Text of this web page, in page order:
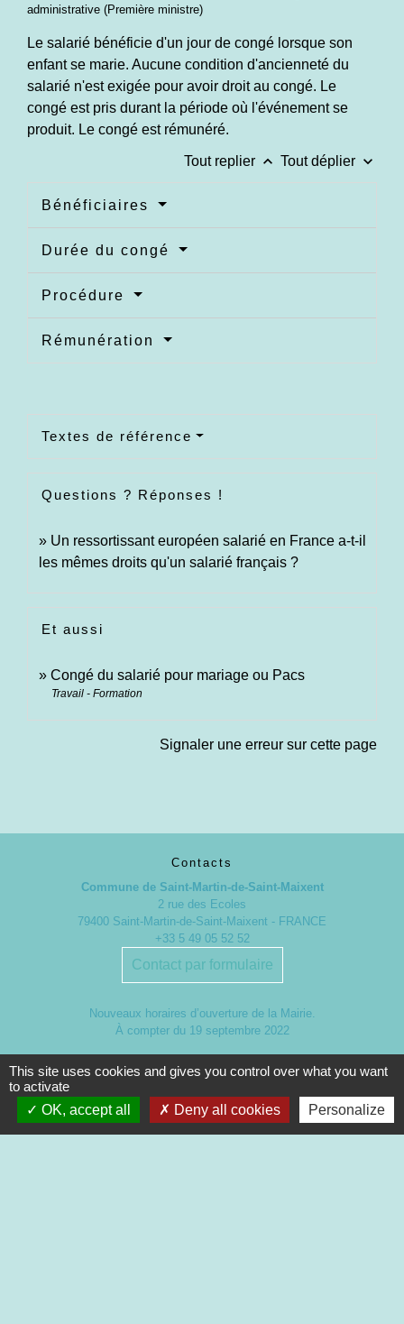
administrative (Première ministre)
Le salarié bénéficie d'un jour de congé lorsque son
enfant se marie. Aucune condition d'ancienneté du
salarié n'est exigée pour avoir droit au congé. Le
congé est pris durant la période où l'événement se
produit. Le congé est rémunéré.
Tout replier keyboard_arrow_up Tout déplier keyboard_arrow_down
Bénéficiaires
Durée du congé
Procédure
Rémunération
Textes de référence
Questions ? Réponses !
Un ressortissant européen salarié en France a-t-il
les mêmes droits qu'un salarié français ?
Et aussi
Congé du salarié pour mariage ou Pacs
Travail - Formation
Signaler une erreur sur cette page
Contacts
Commune de Saint-Martin-de-Saint-Maixent
2 rue des Ecoles
79400 Saint-Martin-de-Saint-Maixent - FRANCE
+33 5 49 05 52 52
Contact par formulaire
Nouveaux horaires d’ouverture de la Mairie.
À compter du 19 septembre 2022
Lundi de 13h à 17h
Mardi de 13h à 18h
Mercredi de 9h à 12h et de 13h à 16h30
Jeudi de 9h à 12h et de 13h à 17h
Vendredi de 13h à 16h30
This site uses cookies and gives you control over what you want
to activate
OK, accept all
Deny all cookies Personalize